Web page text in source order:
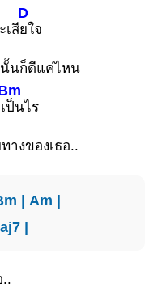
เสี
D
ยใจ
นั้นก็ดีแค่ไหน
ป็นไร
างของเธอ..
| Am |
|
..